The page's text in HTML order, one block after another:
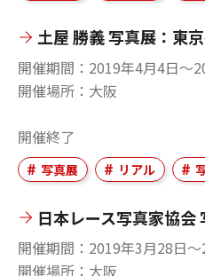
土屋 勝義 写真展：東
開催期間
2019年4月4日〜
開催場所
大阪
開催終了
写真展 リアル
日本レース写真家協
開催期間
2019年3月28日
開催場所
大阪